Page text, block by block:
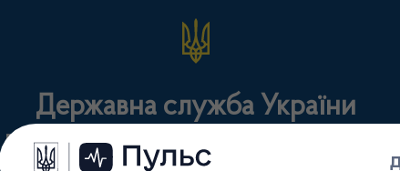
Державна служба України
лікарських засобів та контролю за наркотиками